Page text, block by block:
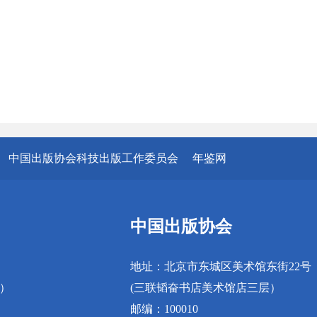
中国出版协会科技出版工作委员会 年鉴网
中国出版协会
地址：北京市东城区美术馆东街22号
(三联韬奋书店美术馆店三层）
邮编：100010